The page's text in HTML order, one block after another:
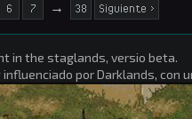
6 7 → 38 Siguiente >
in the staglands, versio beta.
influenciado por Darklands, con